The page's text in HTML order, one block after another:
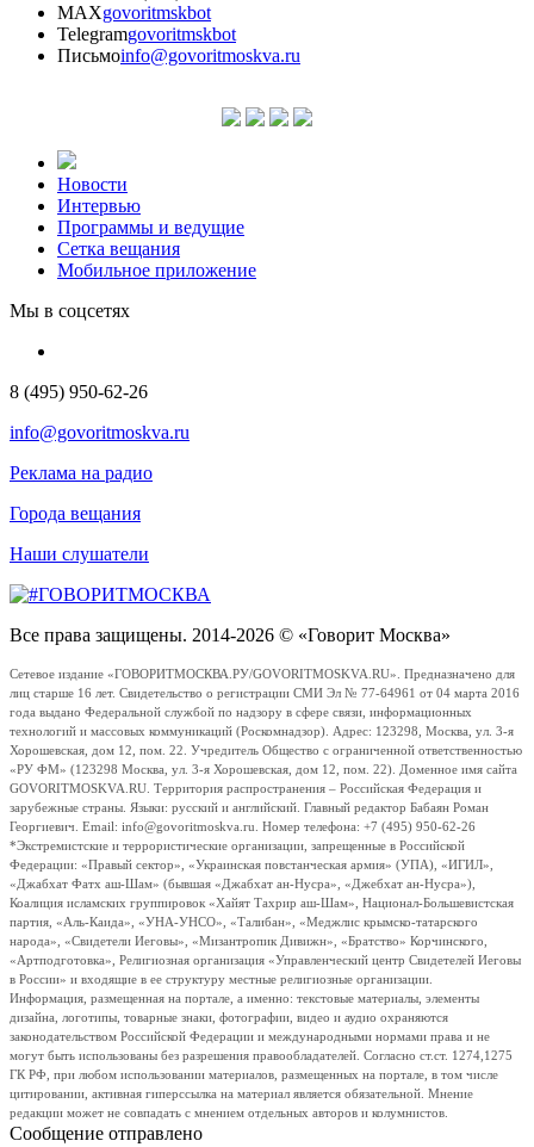
MAXgovoritmskbot
Telegramgovoritmskbot
Письмоinfo@govoritmoskva.ru
Новости
Интервью
Программы и ведущие
Сетка вещания
Мобильное приложение
Мы в соцсетях
8 (495) 950-62-26
info@govoritmoskva.ru
Реклама на радио
Города вещания
Наши слушатели
Все права защищены. 2014-2026 © «Говорит Москва»
Сетевое издание «ГОВОРИТМОСКВА.РУ/GOVORITMOSKVA.RU». Предназначено для
лиц старше 16 лет. Свидетельство о регистрации СМИ Эл № 77-64961 от 04 марта 2016
года выдано Федеральной службой по надзору в сфере связи, информационных
технологий и массовых коммуникаций (Роскомнадзор). Адрес: 123298, Москва, ул. 3-я
Хорошевская, дом 12, пом. 22. Учредитель Общество с ограниченной ответственностью
«РУ ФМ» (123298 Москва, ул. 3-я Хорошевская, дом 12, пом. 22). Доменное имя сайта
GOVORITMOSKVA.RU. Территория распространения – Российская Федерация и
зарубежные страны. Языки: русский и английский. Главный редактор Бабаян Роман
Георгиевич. Email: info@govoritmoskva.ru. Номер телефона: +7 (495) 950-62-26
*Экстремистские и террористические организации, запрещенные в Российской
Федерации: «Правый сектор», «Украинская повстанческая армия» (УПА), «ИГИЛ»,
«Джабхат Фатх аш-Шам» (бывшая «Джабхат ан-Нусра», «Джебхат ан-Нусра»),
Коалиция исламских группировок «Хайят Тахрир аш-Шам», Национал-Большевистская
партия, «Аль-Каида», «УНА-УНСО», «Талибан», «Меджлис крымско-татарского
народа», «Свидетели Иеговы», «Мизантропик Дивижн», «Братство» Корчинского,
«Артподготовка», Религиозная организация «Управленческий центр Свидетелей Иеговы
в России» и входящие в ее структуру местные религиозные организации.
Информация, размещенная на портале, а именно: текстовые материалы, элементы
дизайна, логотипы, товарные знаки, фотографии, видео и аудио охраняются
законодательством Российской Федерации и международными нормами права и не
могут быть использованы без разрешения правообладателей. Согласно ст.ст. 1274,1275
ГК РФ, при любом использовании материалов, размещенных на портале, в том числе
цитировании, активная гиперссылка на материал является обязательной. Мнение
редакции может не совпадать с мнением отдельных авторов и колумнистов.
Сообщение отправлено